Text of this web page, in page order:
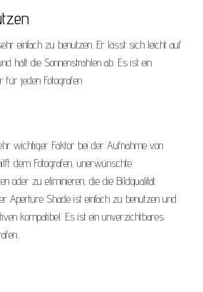
einfach zu benutzen. Er lässt sich leicht auf
hält die Sonnenstrahlen ab. Es ist ein
jeden Fotografen.
wichtiger Faktor bei der Aufnahme von
dem Fotografen, unerwünschte
oder zu eliminieren, die die Bildqualität
Aperture Shade ist einfach zu benutzen und
kompatibel. Es ist ein unverzichtbares